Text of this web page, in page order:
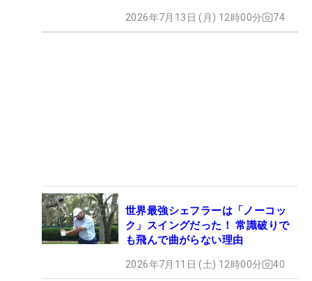
2026年7月13日 (月) 12時00分 74
世界最強シェフラーは「ノーコッ
ク」スイングだった！ 常識破りで
も飛んで曲がらない理由
2026年7月11日 (土) 12時00分 40